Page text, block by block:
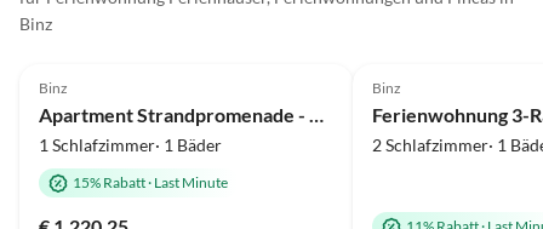
Binz
Binz
1 Schlafzimmer· 1 Bäder
15% Rabatt· Last Minute
Binz
2 Schlafzimmer· 1